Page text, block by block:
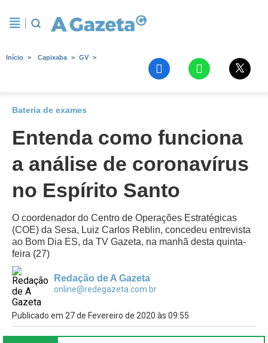
Início Capixaba GV
Bateria de exames
Entenda como funciona
a análise de coronavírus
no Espírito Santo
O coordenador do Centro de Operações Estratégicas
(COE) da Sesa, Luiz Carlos Reblin, concedeu entrevista
ao Bom Dia ES, da TV Gazeta, na manhã desta quinta-
feira (27)
Redação de A Gazeta
online@redegazeta.com.br
Publicado em 27 de Fevereiro de 2020 às 09:55